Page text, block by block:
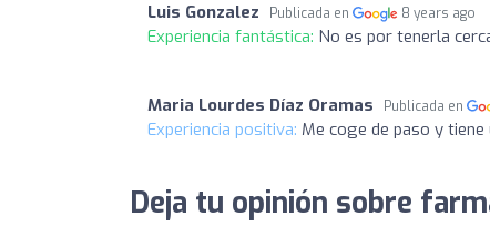
Luis Gonzalez Publicada en 8 years ago
Experiencia fantástica: No es por tenerla
Maria Lourdes Díaz Oramas Publicada en
Experiencia positiva: Me coge de paso y
Deja tu opinión sobre